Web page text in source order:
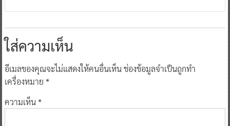
ใส่ความเห็น
อีเมลของคุณจะไม่แสดงให้คนอื่นเห็นช่องข้อมูลจำเป็นถูกทำ
เครื่องหมาย *
ความเห็น*